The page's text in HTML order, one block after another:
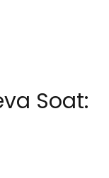
Soat: